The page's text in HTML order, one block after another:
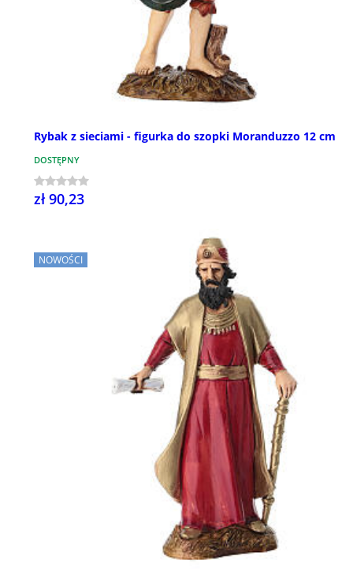
Rybak z sieciami - figurka do szopki Moranduzzo 12 cm
DOSTĘPNY
zł 90,23
NOWOŚCI